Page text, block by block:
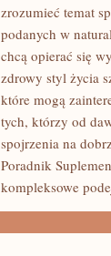
zrozumieć temat
podanych w
chcą opierać się
zdrowy styl życia
które mogą
tych, którzy od
spojrzenia na
Poradnik
kompleksowe